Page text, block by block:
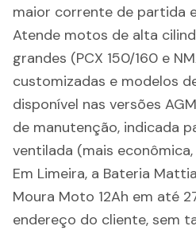
maior corrente de partida
Atende motos de alta
grandes (PCX 150/160 e
customizadas e modelos
disponível nas versões
de manutenção, indicada
ventilada (mais
Em Limeira, a Bateria
Moura Moto 12Ah em até
endereço do cliente, sem